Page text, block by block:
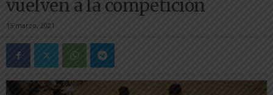
vuelven a la competición
15 marzo, 2021